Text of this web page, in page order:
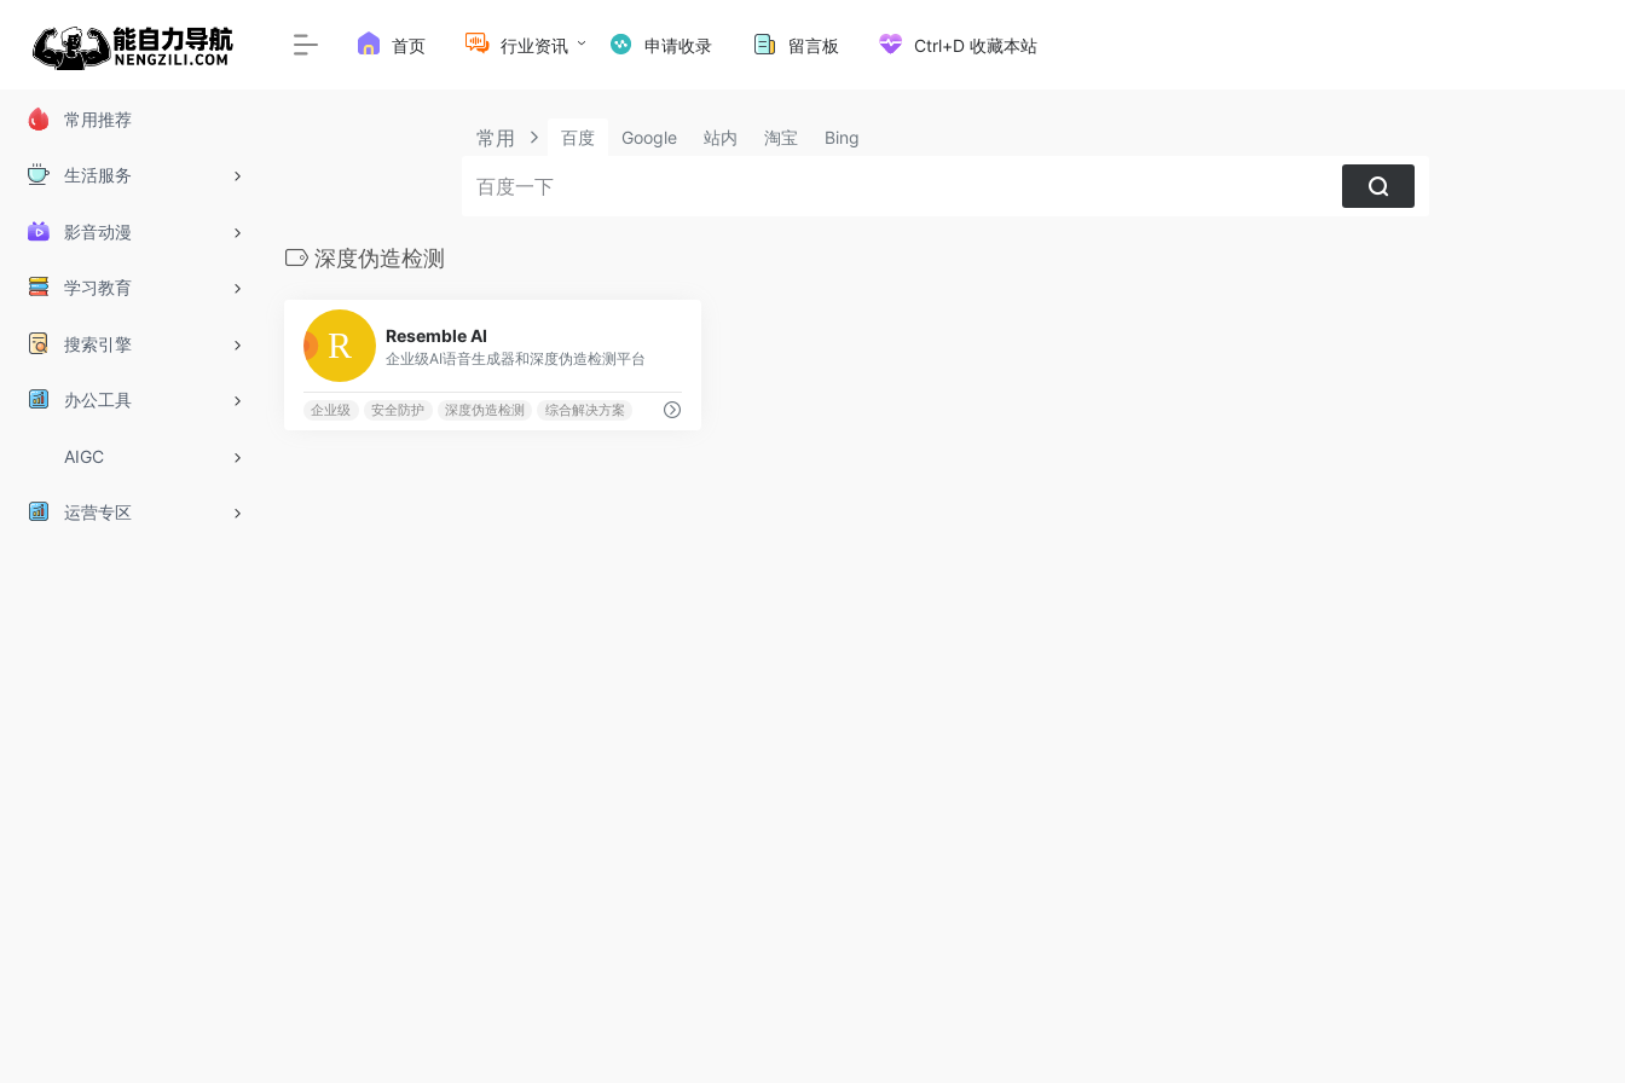
常用推荐
生活服务
影音动漫
学习教育
搜索引擎
办公工具
AIGC
运营专区
首页 行业资讯 申请收录 留言板 Ctrl+D 收藏本站
常用 百度 Google 站内 淘宝 Bing
深度伪造检测
Resemble AI
企业级AI语音生成器和深度伪造检测平台
企业级 安全防护 深度伪造检测 综合解决方案